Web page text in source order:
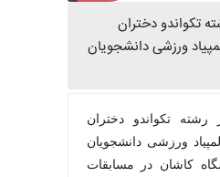
دختران
دانشجویان
تکواندو دختران
دانشجویان
در مسابقات